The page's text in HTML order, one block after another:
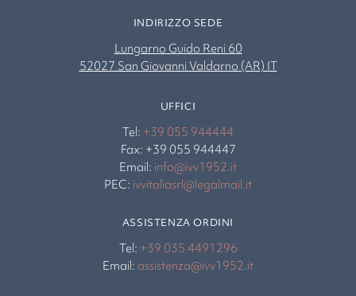
INDIRIZZO SEDE
Lungarno Guido Reni 60
52027 San Giovanni Valdarno (AR) IT
UFFICI
Tel: +39 055 944444
Fax: +39 055 944447
Email: info@ivv1952.it
PEC: ivvitaliasrl@legalmail.it
ASSISTENZA ORDINI
Tel: +39 035 4491296
Email: assistenza@ivv1952.it